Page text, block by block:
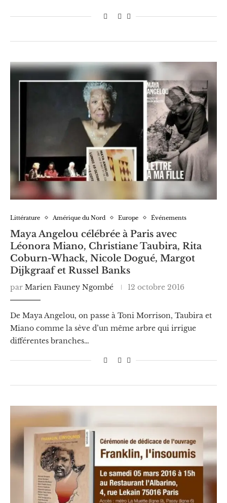
Littérature Amérique du Nord Europe Événements
Maya Angelou célébrée à Paris avec
Léonora Miano, Christiane Taubira, Rita
Coburn-Whack, Nicole Dogué, Margot
Dijkgraaf et Russel Banks
par Marien Fauney Ngombé 12 octobre 2016
De Maya Angelou, on passe à Toni Morrison, Taubira et
Miano comme la sève d’un même arbre qui irrigue
différentes branches…